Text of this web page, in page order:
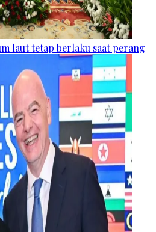
laut tetap berlaku saat perang